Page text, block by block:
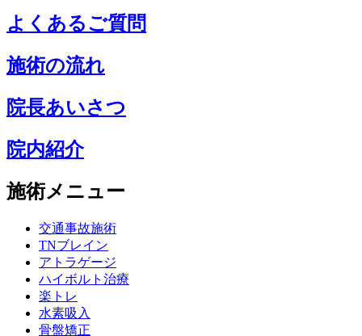
よくあるご質問
施術の流れ
院長あいさつ
院内紹介
施術メニュー
交通事故施術
TNブレイン
アトラゲージ
ハイボルト治療
楽トレ
水素吸入
骨盤矯正